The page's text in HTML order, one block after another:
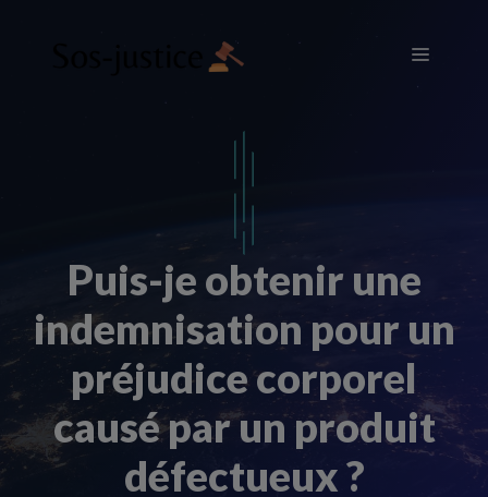
Menu
Puis-je obtenir une
indemnisation pour un
préjudice corporel
causé par un produit
défectueux ?